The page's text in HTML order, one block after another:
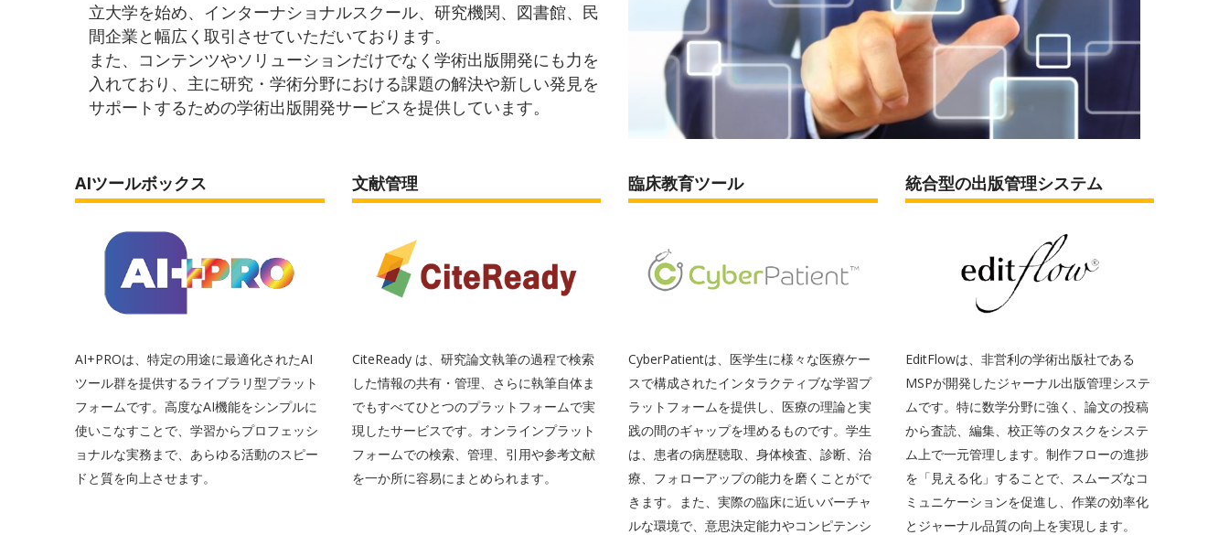
立大学を始め、インターナショナルスクール、研究機関、図書館、民
間企業と幅広く取引させていただいております。
また、コンテンツやソリューションだけでなく学術出版開発にも力を
入れており、主に研究・学術分野における課題の解決や新しい発見を
サポートするための学術出版開発サービスを提供しています。
AIツールボックス
AI+PROは、特定の用途に最適化されたAI
ツール群を提供するライブラリ型プラット
フォームです。高度なAI機能をシンプルに
使いこなすことで、学習からプロフェッシ
ョナルな実務まで、あらゆる活動のスピー
ドと質を向上させます。
文献管理
CiteReady は、研究論文執筆の過程で検索
した情報の共有・管理、さらに執筆自体ま
でもすべてひとつのプラットフォームで実
現したサービスです。オンラインプラット
フォームでの検索、管理、引用や参考文献
を一か所に容易にまとめられます。
臨床教育ツール
CyberPatientは、医学生に様々な医療ケー
スで構成されたインタラクティブな学習プ
ラットフォームを提供し、医療の理論と実
践の間のギャップを埋めるものです。学生
は、患者の病歴聴取、身体検査、診断、治
療、フォローアップの能力を磨くことがで
きます。また、実際の臨床に近いバーチャ
ルな環境で、意思決定能力やコンピテンシ
統合型の出版管理システム
EditFlowは、非営利の学術出版社である
MSPが開発したジャーナル出版管理システ
ムです。特に数学分野に強く、論文の投稿
から査読、編集、校正等のタスクをシステ
ム上で一元管理します。制作フローの進捗
を「見える化」することで、スムーズなコ
ミュニケーションを促進し、作業の効率化
とジャーナル品質の向上を実現します。